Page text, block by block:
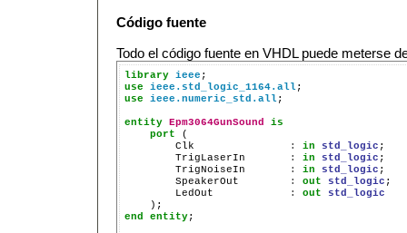
Código fuente
Todo el código fuente en VHDL puede meterse
library ieee
use
ieee.std_logic_1164.all
use
ieee.numeric_std.all;
entity Epm3064GunSound
is
port (
        Clk
: in std_logic ;
        TrigLaserIn
: in std_logic ;
        TrigNoiseIn
: in std_logic ;
        SpeakerOut
: out std_logic ;
        LedOut
: out
std_logic
end
entity;